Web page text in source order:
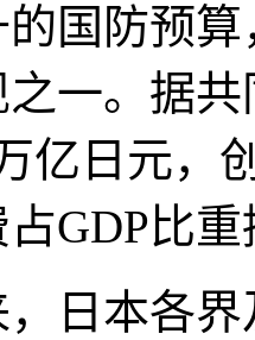
防预算
一。据
亿日元，
GDP比
本各界